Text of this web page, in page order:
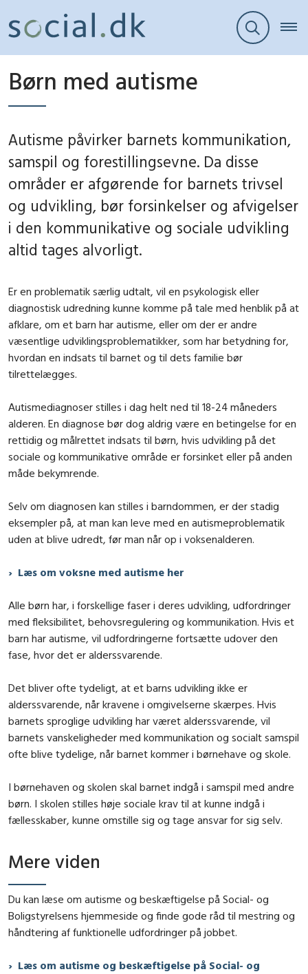
Børn med autisme
Autisme påvirker barnets kommunikation,
samspil og forestillingsevne. Da disse
områder er afgørende for barnets trivsel
og udvikling, bør forsinkelser og afvigelser
i den kommunikative og sociale udvikling
altid tages alvorligt.
Er en problematik særlig udtalt, vil en psykologisk eller
diagnostisk udredning kunne komme på tale med henblik på at
afklare, om et barn har autisme, eller om der er andre
væsentlige udviklingsproblematikker, som har betydning for,
hvordan en indsats til barnet og til dets familie bør
tilrettelægges.
Autismediagnoser stilles i dag helt ned til 18-24 måneders
alderen. En diagnose bør dog aldrig være en betingelse for en
rettidig og målrettet indsats til børn, hvis udvikling på det
sociale og kommunikative område er forsinket eller på anden
måde bekymrende.
Selv om diagnosen kan stilles i barndommen, er der stadig
eksempler på, at man kan leve med en autismeproblematik
uden at blive udredt, før man når op i voksenalderen.
Læs om voksne med autisme her
Alle børn har, i forskellige faser i deres udvikling, udfordringer
med fleksibilitet, behovsregulering og kommunikation. Hvis et
barn har autisme, vil udfordringerne fortsætte udover den
fase, hvor det er alderssvarende.
Det bliver ofte tydeligt, at et barns udvikling ikke er
alderssvarende, når kravene i omgivelserne skærpes. Hvis
barnets sproglige udvikling har været alderssvarende, vil
barnets vanskeligheder med kommunikation og socialt samspil
ofte blive tydelige, når barnet kommer i børnehave og skole.
I børnehaven og skolen skal barnet indgå i samspil med andre
børn. I skolen stilles høje sociale krav til at kunne indgå i
fællesskaber, kunne omstille sig og tage ansvar for sig selv.
Mere viden
Du kan læse om autisme og beskæftigelse på Social- og
Boligstyrelsens hjemmeside og finde gode råd til mestring og
håndtering af funktionelle udfordringer på jobbet.
Læs om autisme og beskæftigelse på Social- og